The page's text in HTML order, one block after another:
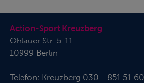
Action-Sport Kreuzberg
Ohlauer Str. 5-11
10999 Berlin
Telefon: Kreuzberg 030 - 851 51 60